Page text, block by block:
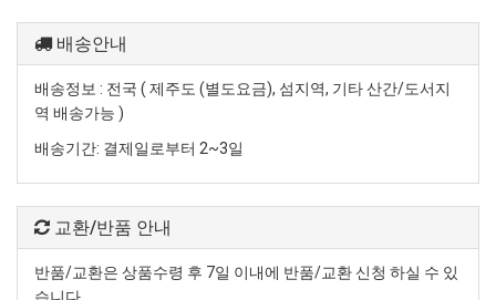
배송안내
배송정보 : 전국 ( 제주도 (별도요금), 섬지역, 기타 산간/도서지
역 배송가능 )
배송기간: 결제일로부터 2~3일
교환/반품 안내
반품/교환은 상품수령 후 7일 이내에 반품/교환 신청 하실 수 있